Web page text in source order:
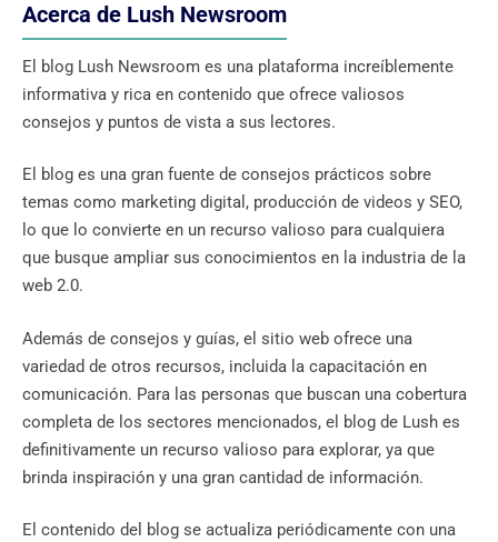
Acerca de Lush Newsroom
El blog Lush Newsroom es una plataforma increíblemente
informativa y rica en contenido que ofrece valiosos
consejos y puntos de vista a sus lectores.
El blog es una gran fuente de consejos prácticos sobre
temas como marketing digital, producción de videos y SEO,
lo que lo convierte en un recurso valioso para cualquiera
que busque ampliar sus conocimientos en la industria de la
web 2.0.
Además de consejos y guías, el sitio web ofrece una
variedad de otros recursos, incluida la capacitación en
comunicación. Para las personas que buscan una cobertura
completa de los sectores mencionados, el blog de Lush es
definitivamente un recurso valioso para explorar, ya que
brinda inspiración y una gran cantidad de información.
El contenido del blog se actualiza periódicamente con una